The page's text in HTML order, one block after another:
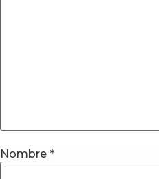
Nombre *